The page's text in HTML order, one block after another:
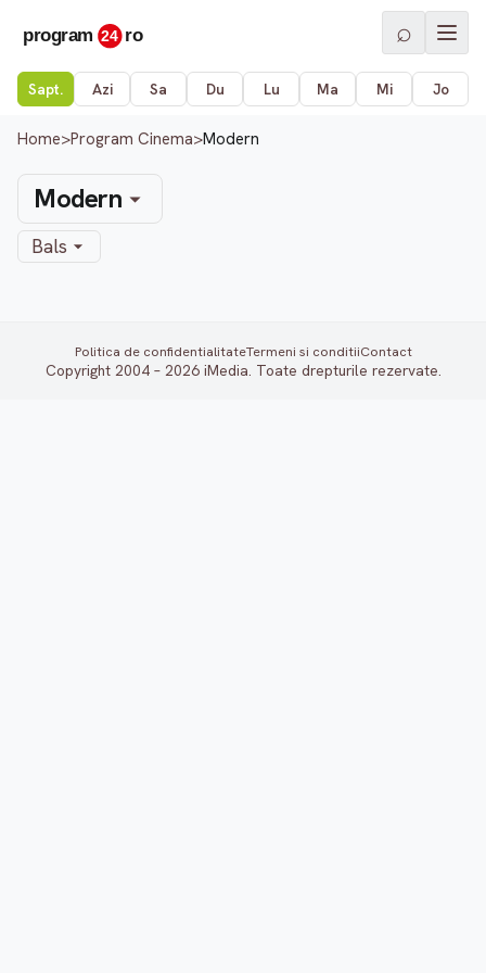
⌕
Sapt. Azi Sa Du Lu Ma Mi Jo
Home>Program Cinema>Modern
Modern
Bals
Politica de confidentialitateTermeni si conditiiContact
Copyright 2004 – 2026 iMedia. Toate drepturile rezervate.